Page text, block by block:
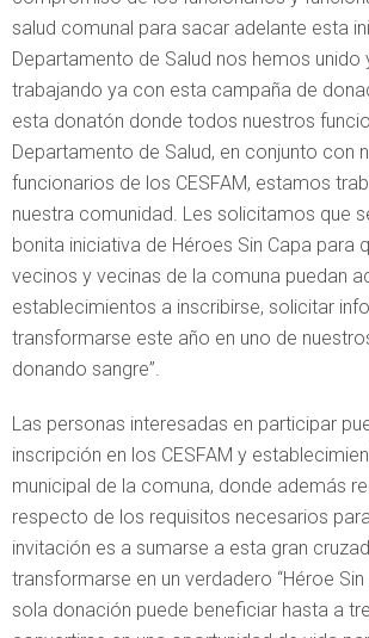
salud comunal para sacar adelante esta
Departamento de Salud nos hemos unido
trabajando ya con esta campaña de
esta donatón donde todos nuestros
Departamento de Salud, en conjunto con
funcionarios de los CESFAM, estamos
nuestra comunidad. Les solicitamos que
bonita iniciativa de Héroes Sin Capa para
vecinos y vecinas de la comuna puedan
establecimientos a inscribirse, solicitar
transformarse este año en uno de
donando sangre”.
Las personas interesadas en participar
inscripción en los CESFAM y
municipal de la comuna, donde además
respecto de los requisitos necesarios
invitación es a sumarse a esta gran
transformarse en un verdadero “Héroe Sin
sola donación puede beneficiar hasta a